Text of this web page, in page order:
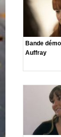
Bande
Auffray